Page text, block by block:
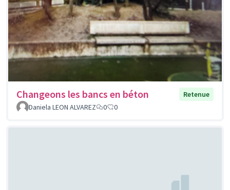
Changeons les bancs en béton
Retenue
Daniela LEON ALVAREZ
0 0